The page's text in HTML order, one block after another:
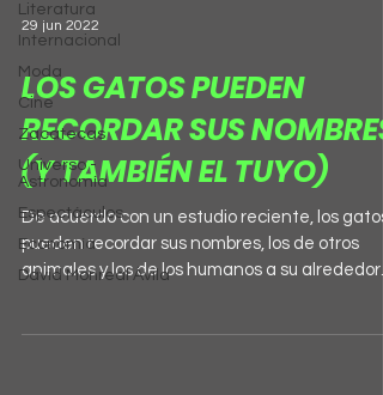
Literatura
Internacional
Moda
Cine
Zacatecas
Universo -
Astronomía
Espectáculos
Economía
David Monreal Ávila
29 jun 2022
LOS GATOS PUEDEN
RECORDAR SUS NOMBRES
(Y TAMBIÉN EL TUYO)
De acuerdo con un estudio reciente, los gatos
pueden recordar sus nombres, los de otros
animales y los de los humanos a su